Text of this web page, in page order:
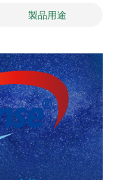
製品用途